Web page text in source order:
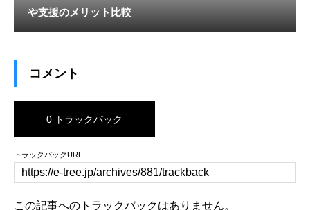
や支援のメリット比較
コメント
0 トラックバック
トラックバックURL
この記事へのトラックバックはありません。